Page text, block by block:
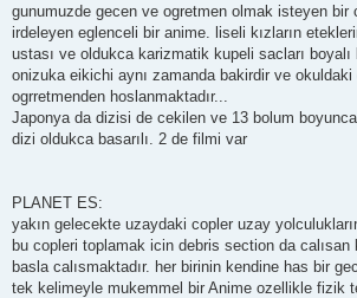
gunumuzde gecen ve ogretmen olmak isteyen bir
irdeleyen eglenceli bir anime. liseli kızların
ustası ve oldukca karizmatik kupeli sacları
onizuka eikichi aynı zamanda bakirdir ve
ogrretmenden hoslanmaktadır...
Japonya da dizisi de cekilen ve 13 bolum
dizi oldukca basarılı. 2 de filmi var
PLANET ES:
yakın gelecekte uzaydaki copler uzay
bu copleri toplamak icin debris section da calısan
basla calısmaktadır. her birinin kendine has bir
tek kelimeyle mukemmel bir Anime ozellikle fizik